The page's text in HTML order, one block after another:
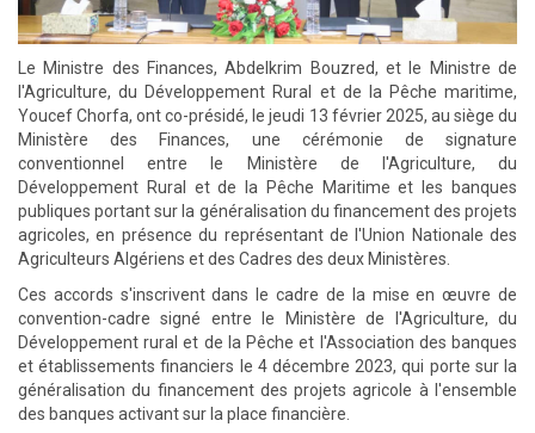
Le Ministre des Finances, Abdelkrim Bouzred, et le Ministre de
l'Agriculture, du Développement Rural et de la Pêche maritime,
Youcef Chorfa, ont co-présidé, le jeudi 13 février 2025, au siège du
Ministère des Finances, une cérémonie de signature
conventionnel entre le Ministère de l'Agriculture, du
Développement Rural et de la Pêche Maritime et les banques
publiques portant sur la généralisation du financement des projets
agricoles, en présence du représentant de l'Union Nationale des
Agriculteurs Algériens et des Cadres des deux Ministères.
Ces accords s'inscrivent dans le cadre de la mise en œuvre de
convention-cadre signé entre le Ministère de l'Agriculture, du
Développement rural et de la Pêche et l'Association des banques
et établissements financiers le 4 décembre 2023, qui porte sur la
généralisation du financement des projets agricole à l'ensemble
des banques activant sur la place financière.